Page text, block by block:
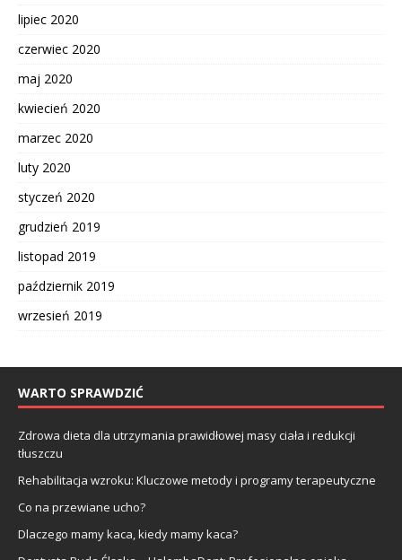
lipiec 2020
czerwiec 2020
maj 2020
kwiecień 2020
marzec 2020
luty 2020
styczeń 2020
grudzień 2019
listopad 2019
październik 2019
wrzesień 2019
WARTO SPRAWDZIĆ
Zdrowa dieta dla utrzymania prawidłowej masy ciała i redukcji
tłuszczu
Rehabilitacja wzroku: Kluczowe metody i programy terapeutyczne
Co na przewiane ucho?
Dlaczego mamy kaca, kiedy mamy kaca?